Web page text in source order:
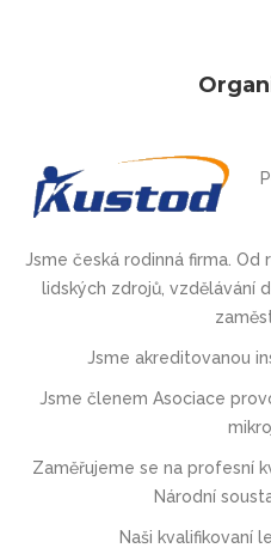
Jsme česká rodinná firma. Od
lidských zdrojů, vzdělávání
Jsme akreditovanou
Jsme členem Asociace
Zaměřujeme se na profesní
Národní
Naši kvalifikovaní